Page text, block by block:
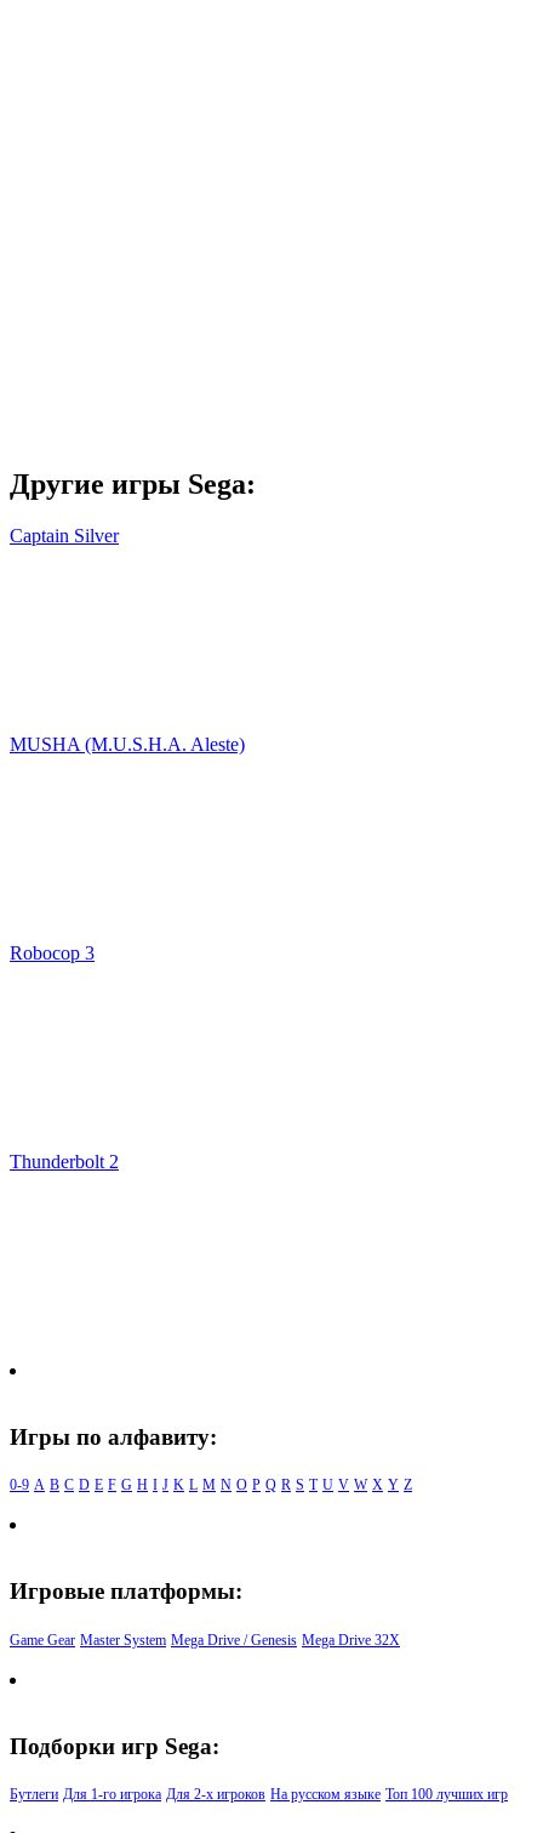
Другие игры Sega:
Captain Silver
MUSHA (M.U.S.H.A. Aleste)
Robocop 3
Thunderbolt 2
Игры по алфавиту:
0-9 A B C D E F G H I J K L M N O P Q R S T U V W X Y Z
Игровые платформы:
Game Gear Master System Mega Drive / Genesis Mega Drive 32X
Подборки игр Sega:
Бутлеги Для 1-го игрока Для 2-х игроков На русском языке Топ 100 лучших игр